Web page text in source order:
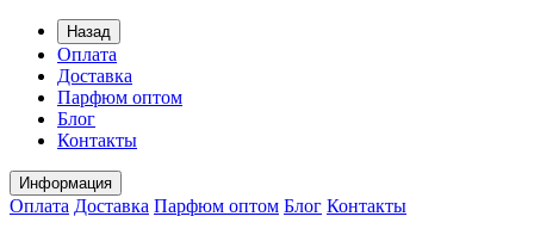
Назад
Оплата
Доставка
Парфюм оптом
Блог
Контакты
Информация
Оплата Доставка Парфюм оптом Блог Контакты